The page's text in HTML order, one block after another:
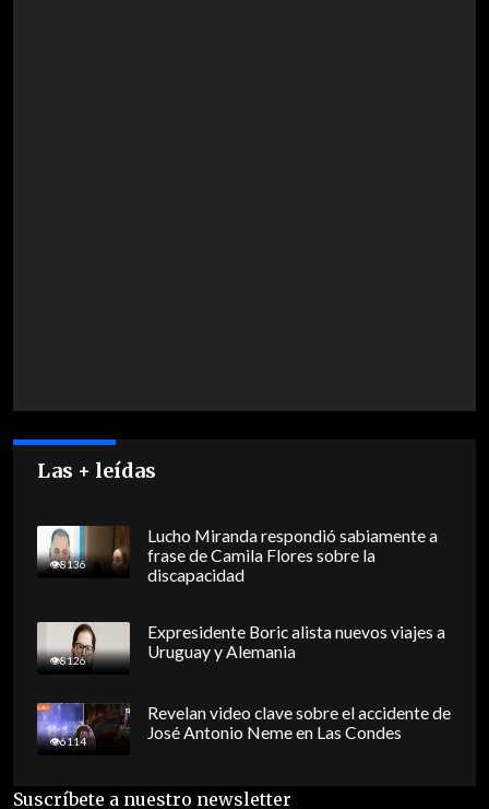
Las + leídas
8136
Lucho Miranda respondió sabiamente a
frase de Camila Flores sobre la
discapacidad
8126
Expresidente Boric alista nuevos viajes a
Uruguay y Alemania
6114
Revelan video clave sobre el accidente de
José Antonio Neme en Las Condes
Suscríbete a nuestro newsletter